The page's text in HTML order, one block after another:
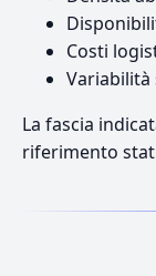
Costi
Variabilità
La fascia
riferimento